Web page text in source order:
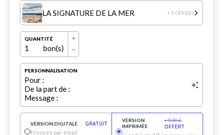
LA SIGNATURE DE LA MER + 5 OFFRES
QUANTITÉ
1 bon(s)
PERSONNALISATION
Pour :
De la part de :
Message :
VERSION DIGITALE
GRATUIT
Envoyée par email
VERSION
IMPRIMÉE
+5.99 €
OFFERT